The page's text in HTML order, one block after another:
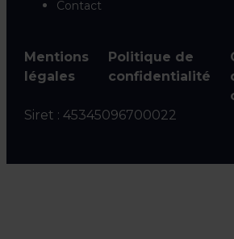
Contact
Mentions
légales
Politique de
confidentialité
Siret : 45345096700022